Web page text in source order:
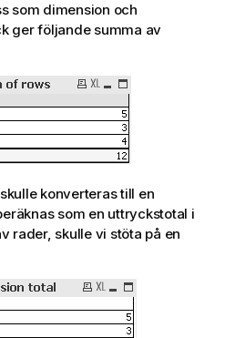
som dimension och
ger följande summa av
konverteras till en
som en uttryckstotal i
rader, skulle vi stöta på en